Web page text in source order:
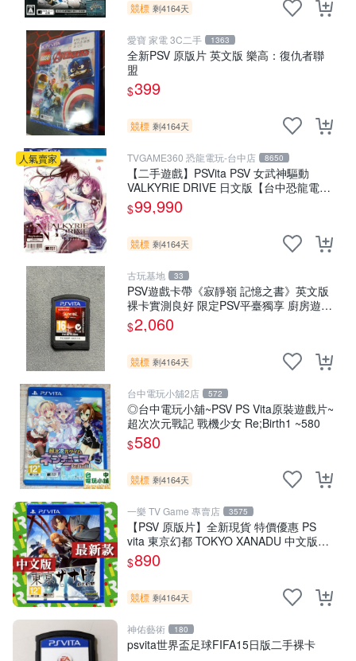
競標 剩4164天
愛寶 家電 3C二手 1363
全新PSV 原版片 英文版 樂高：復仇者聯
盟
$399
競標 剩4164天
人氣賣家 TVGAME360 恐龍電玩-台中店 8650
【二手遊戲】PSVita PSV 女武神驅動
VALKYRIE DRIVE 日文版【台中恐龍電
玩】
$99,990
競標 剩4164天
古玩基地 33
PSV遊戲卡帶《寂靜嶺 記憶之書》英文版
裸卡實測良好 限定PSV平臺獨享 廚房遊戲
獲得熱銷推薦 寂靜嶺 電玩遊戲 PSV卡帶
$2,060
競標 剩4164天
台中電玩小舖2店 572
◎台中電玩小舖~PSV PS Vita原裝遊戲片~
超次次元戰記 戰機少女 Re;Birth1 ~580
$580
競標 剩4164天
一樂 TV Game 專賣店 3575
【PSV 原版片】全新現貨 特價優惠 PS
vita 東京幻都 TOKYO XANADU 中文版
【台中一樂電玩】
$890
競標 剩4164天
神佑藝術 180
psvita世界盃足球FIFA15日版二手裸卡